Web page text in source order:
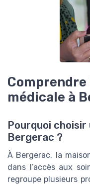
Comprendre
médicale à
Pourquoi choisir
Bergerac ?
À Bergerac, la
dans l’accès aux
regroupe plusieurs